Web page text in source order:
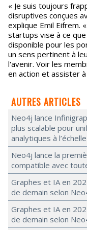
« Je suis toujours
disruptives conçues
explique Emil Eifrem.
startups vise à ce
disponible pour les
un sens pertinent à
l'avenir. Voir les
en action et assister
AUTRES ARTICLES
Neo4j lance
plus scalable pour
analytiques à
Neo4j lance la
compatible avec
Graphes et IA en
de demain selon
Graphes et IA en
de demain selon